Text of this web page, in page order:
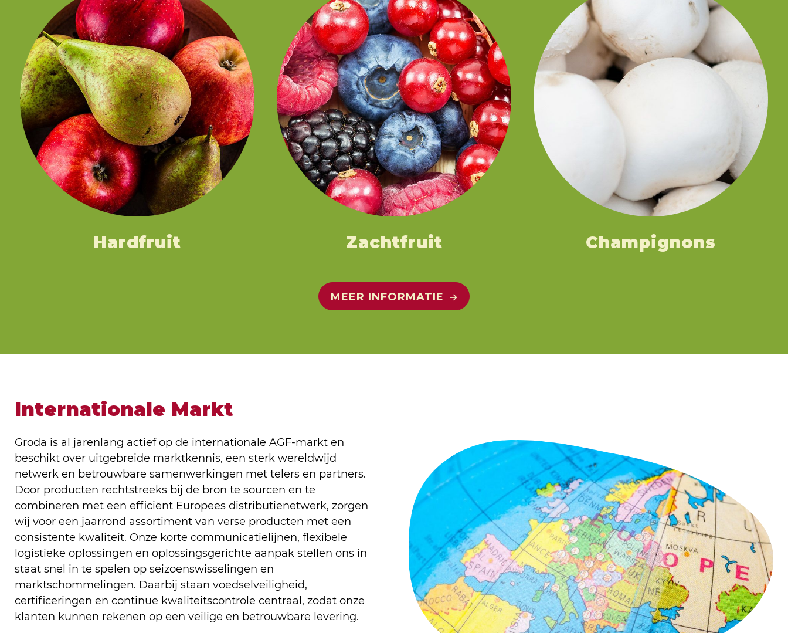
Hardfruit Zachtfruit Champignons
MEER INFORMATIE
Internationale Markt
Groda is al jarenlang actief op de internationale AGF-markt en
beschikt over uitgebreide marktkennis, een sterk wereldwijd
netwerk en betrouwbare samenwerkingen met telers en partners.
Door producten rechtstreeks bij de bron te sourcen en te
combineren met een efficiënt Europees distributienetwerk, zorgen
wij voor een jaarrond assortiment van verse producten met een
consistente kwaliteit. Onze korte communicatielijnen, flexibele
logistieke oplossingen en oplossingsgerichte aanpak stellen ons in
staat snel in te spelen op seizoenswisselingen en
marktschommelingen. Daarbij staan voedselveiligheid,
certificeringen en continue kwaliteitscontrole centraal, zodat onze
klanten kunnen rekenen op een veilige en betrouwbare levering.